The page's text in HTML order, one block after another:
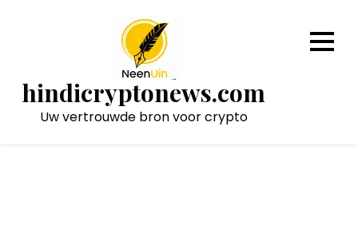
hindicryptonews.com
Uw vertrouwde bron voor crypto